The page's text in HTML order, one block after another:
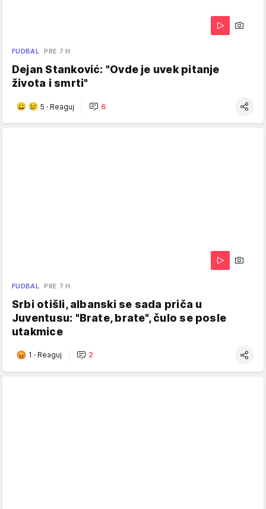
FUDBAL PRE 7 H
Dejan Stanković: "Ovde je uvek pitanje
života i smrti"
5 · Reaguj 6
FUDBAL PRE 7 H
Srbi otišli, albanski se sada priča u
Juventusu: "Brate, brate", čulo se posle
utakmice
1 · Reaguj 2